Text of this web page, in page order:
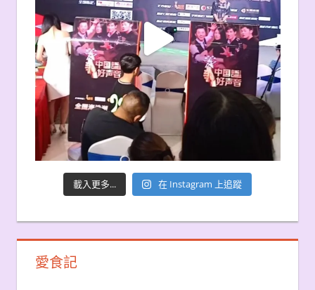
載入更多... 在 Instagram 上追蹤
愛食記